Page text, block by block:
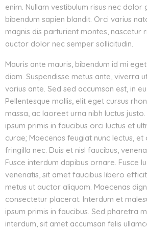
enim. Nullam vestibulum risus nec dolor
bibendum sapien blandit. Orci varius
magnis dis parturient montes, nascetur
auctor dolor nec semper sollicitudin.
Mauris ante mauris, bibendum id mi
diam. Suspendisse metus ante, viverra
varius ante. Sed sed accumsan est, in
Pellentesque mollis, elit eget cursus
massa, ac laoreet urna nibh luctus
ipsum primis in faucibus orci luctus et
curae; Maecenas feugiat nunc lectus,
fringilla nec. Duis et nisl faucibus,
Fusce interdum dapibus ornare. Fusce
venenatis, sit amet faucibus libero
metus ut auctor aliquam. Maecenas
consectetur placerat. Interdum et
ipsum primis in faucibus. Sed pharetra
interdum, sit amet accumsan felis